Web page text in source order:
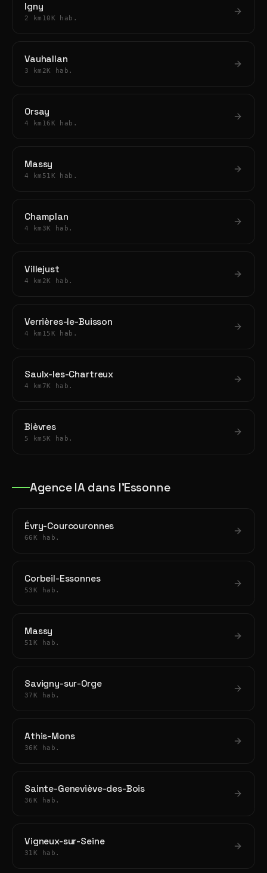
Igny
2 km 10K hab.
Vauhallan
3 km 2K hab.
Orsay
4 km 16K hab.
Massy
4 km 51K hab.
Champlan
4 km 3K hab.
Villejust
4 km 2K hab.
Verrières-le-Buisson
4 km 15K hab.
Saulx-les-Chartreux
4 km 7K hab.
Bièvres
5 km 5K hab.
Agence IA dans l'Essonne
Évry-Courcouronnes
66K hab.
Corbeil-Essonnes
53K hab.
Massy
51K hab.
Savigny-sur-Orge
37K hab.
Athis-Mons
36K hab.
Sainte-Geneviève-des-Bois
36K hab.
Vigneux-sur-Seine
31K hab.